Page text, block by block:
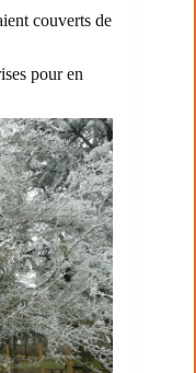
couverts de
pour en